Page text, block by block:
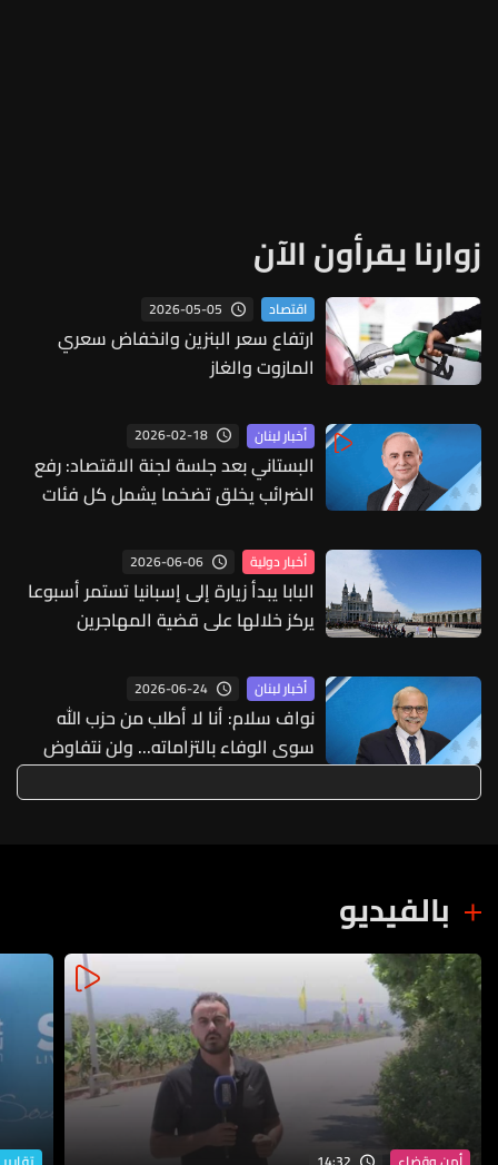
زوارنا يقرأون الآن
اقتصاد 2026-05-05
ارتفاع سعر البنزين وانخفاض سعري
المازوت والغاز
أخبار لبنان 2026-02-18
البستاني بعد جلسة لجنة الاقتصاد: رفع
الضرائب يخلق تضخما يشمل كل فئات
أخبار دولية 2026-06-06
البابا يبدأ زيارة إلى إسبانيا تستمر أسبوعا
يركز خلالها على قضية المهاجرين
أخبار لبنان 2026-06-24
نواف سلام: أنا لا أطلب من حزب الله
سوى الوفاء بالتزاماته... ولن نتفاوض
على تطبيق اتفاق الطائف
بالفيديو